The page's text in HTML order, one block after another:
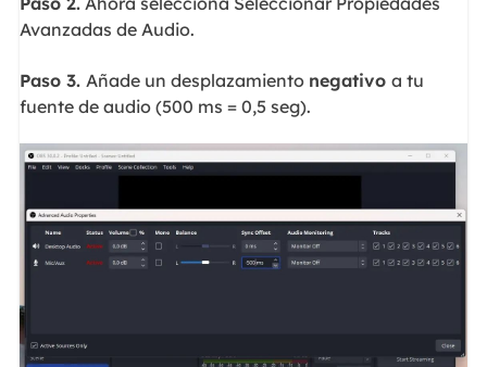
Avanzadas de Audio.
Paso 3. Añade un desplazamiento negativo a tu
fuente de audio (500 ms = 0,5 seg).